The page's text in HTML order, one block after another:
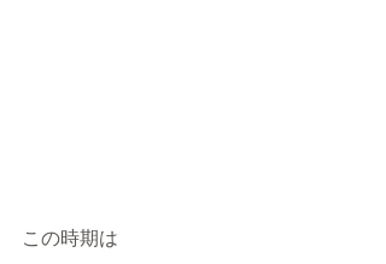
この時期は